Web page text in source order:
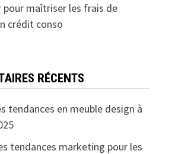
pour maîtriser les frais de
crédit conso
RÉCENTS
tendances en meuble design à
tendances marketing pour les